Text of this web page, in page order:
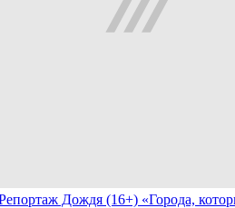
Дождя (16+) «Города,